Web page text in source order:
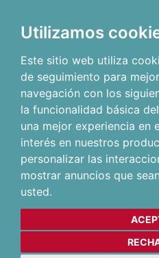
Utilizamos
Este sitio web utiliza
de seguimiento para
navegación con los
la funcionalidad básica
una mejor experiencia en
interés en nuestros
personalizar las
mostrar anuncios que
usted.